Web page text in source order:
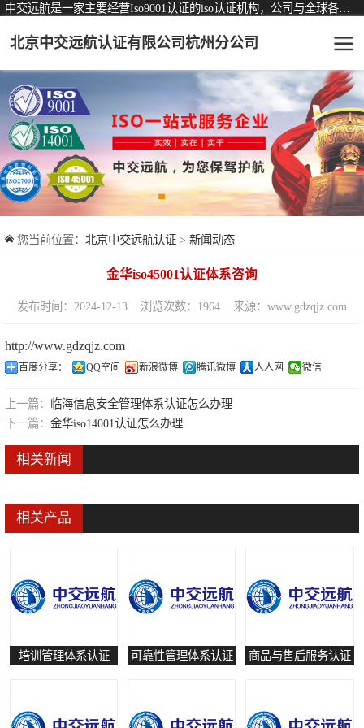
北京中交远航认证有限公司杭州分公司
您当前位置： 北京中交远航认证 > 新闻动态
金华iso45001认证体系咨询
发布时间：2024-12-13 浏览次数：1964 来源：www.gdzqjz.com
http://www.gdzqjz.com
百度分享： QQ空间 新浪微博 腾讯微博 人人网 微信
上一篇：
临海信息安全管理体系认证怎么办理
下一篇： 金华iso14001认证怎么办理
相关新闻
相关产品
培训管理体系认证 可靠性管理体系认证 商品与售后服务认证
认证服务 可从事认证业务一览表
ISO9001质量管理体系认证
ISO14001环境管理体系认证
ISO45001职业健康安全管理体系认证
交通运输服务认证
ISO27001信息安全管理体系认证
培训管理体系认证